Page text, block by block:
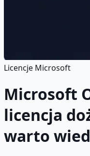
Licencje Microsoft
Microsoft
licencja
warto